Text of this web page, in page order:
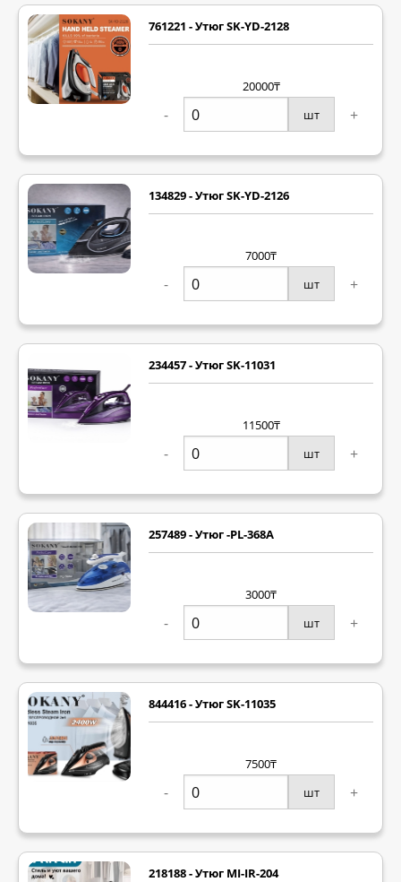
761221 - Утюг SK-YD-2128
20000₸
- шт +
134829 - Утюг SK-YD-2126
7000₸
- шт +
234457 - Утюг SK-11031
11500₸
- шт +
257489 - Утюг -PL-368A
3000₸
- шт +
844416 - Утюг SK-11035
7500₸
- шт +
218188 - Утюг MI-IR-204